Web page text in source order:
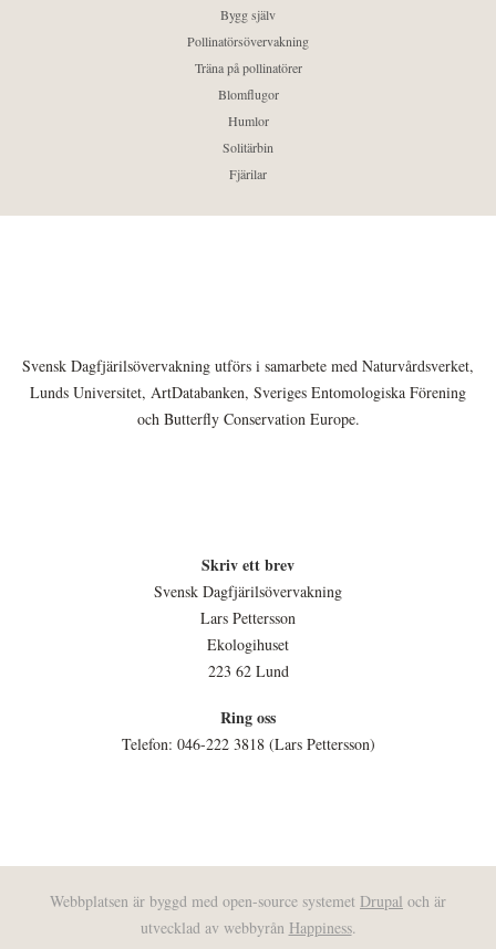
Bygg själv
Pollinatörsövervakning
Träna på pollinatörer
Blomflugor
Humlor
Solitärbin
Fjärilar
Svensk Dagfjärilsövervakning utförs i samarbete med Naturvårdsverket,
Lunds Universitet, ArtDatabanken, Sveriges Entomologiska Förening
och Butterfly Conservation Europe.
Skriv ett brev
Svensk Dagfjärilsövervakning
Lars Pettersson
Ekologihuset
223 62 Lund
Ring oss
Telefon: 046-222 3818 (Lars Pettersson)
Webbplatsen är byggd med open-source systemet Drupal och är
utvecklad av webbyrån Happiness.